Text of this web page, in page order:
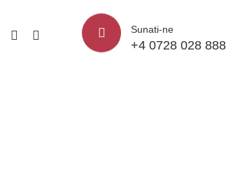
Sunati-ne
+4 0728 028 888